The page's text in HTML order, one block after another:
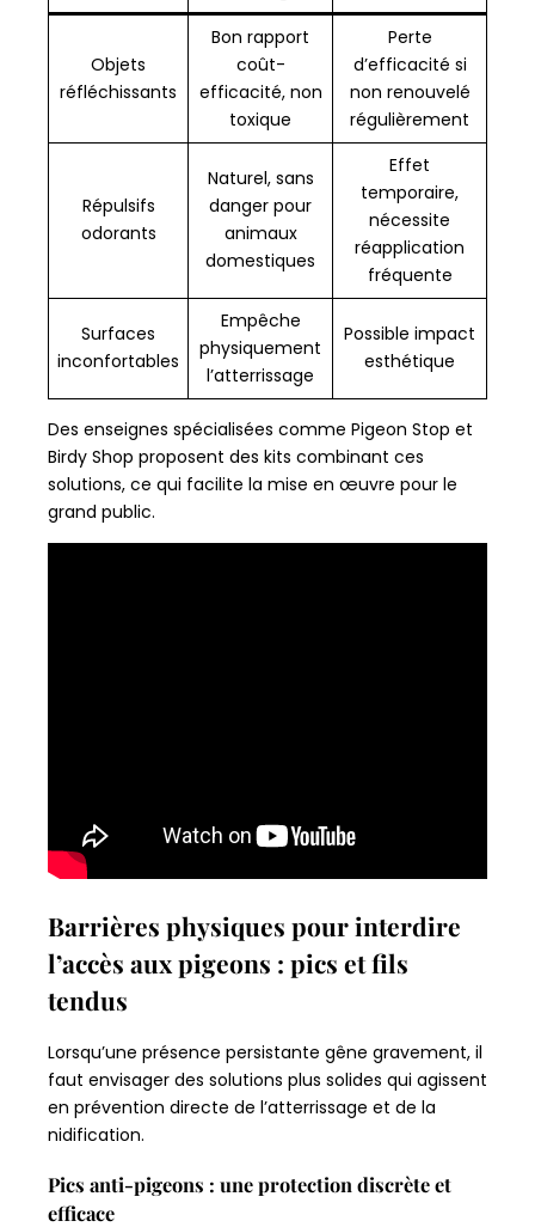
Objets
réfléchissants
Bon rapport
coût-
efficacité, non
toxique
Perte
d’efficacité si
non renouvelé
régulièrement
Répulsifs
odorants
Naturel, sans
danger pour
animaux
domestiques
Effet
temporaire,
nécessite
réapplication
fréquente
Surfaces
inconfortables
Empêche
physiquement
l’atterrissage
Possible impact
esthétique
Des enseignes spécialisées comme Pigeon Stop et
Birdy Shop proposent des kits combinant ces
solutions, ce qui facilite la mise en œuvre pour le
grand public.
Barrières physiques pour interdire
l’accès aux pigeons : pics et fils
tendus
Lorsqu’une présence persistante gêne gravement, il
faut envisager des solutions plus solides qui agissent
en prévention directe de l’atterrissage et de la
nidification.
Pics anti-pigeons : une protection discrète et
efficace